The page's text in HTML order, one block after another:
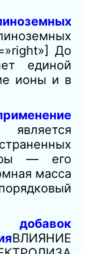
До
единой
ионы и в
— его
масса
ВЛИЯНИЕ